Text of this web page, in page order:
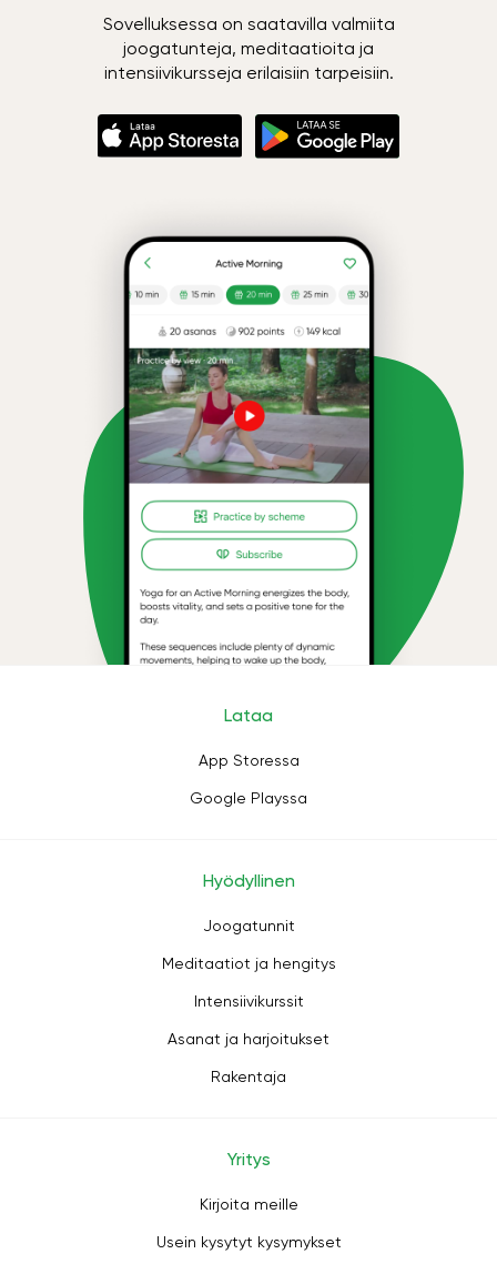
Sovelluksessa on saatavilla valmiita
joogatunteja, meditaatioita ja
intensiivikursseja erilaisiin tarpeisiin.
Lataa
App Storessa
Google Playssa
Hyödyllinen
Joogatunnit
Meditaatiot ja hengitys
Intensiivikurssit
Asanat ja harjoitukset
Rakentaja
Yritys
Kirjoita meille
Usein kysytyt kysymykset